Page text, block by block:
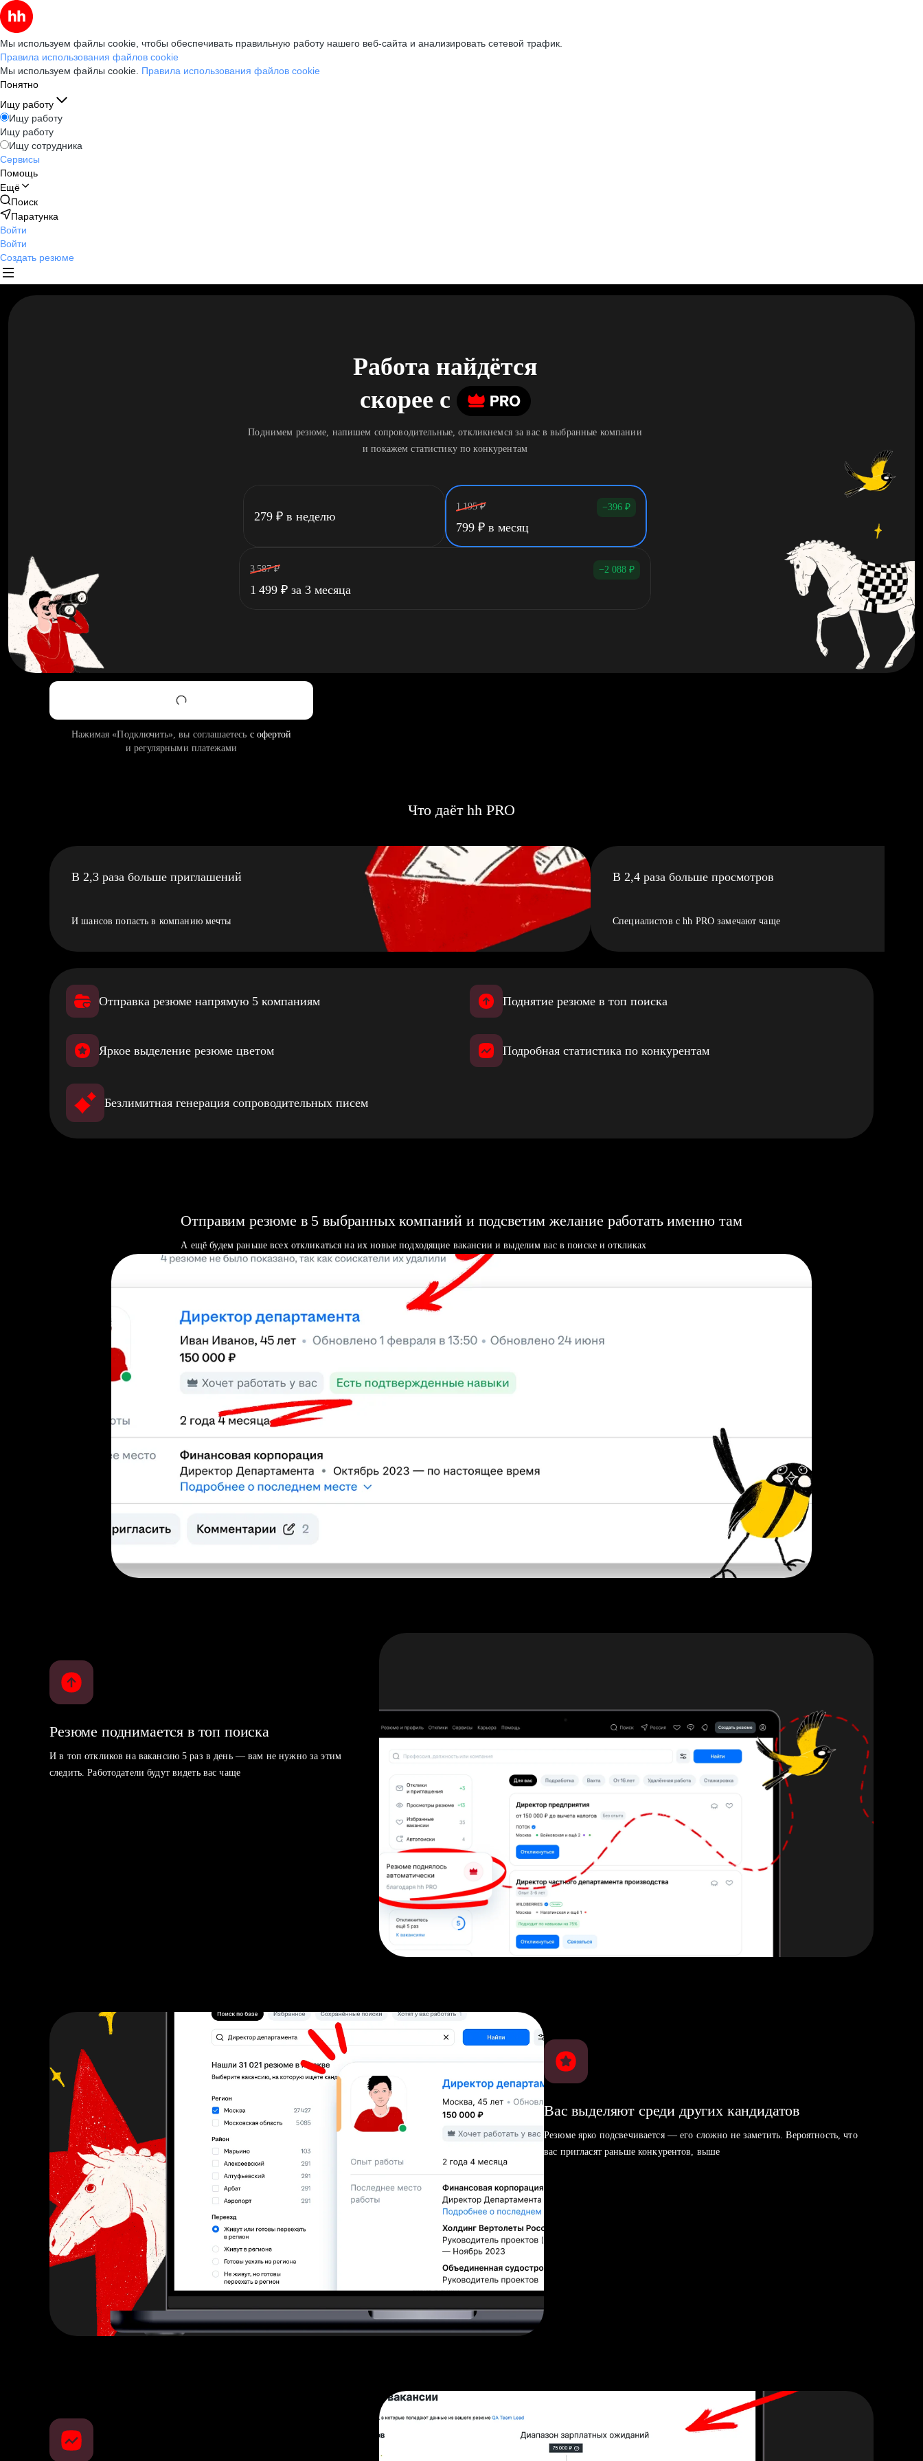
Мы используем файлы cookie, чтобы обеспечивать правильную работу нашего веб-сайта и анализировать сетевой трафик.
Правила использования файлов cookie
Мы используем файлы cookie. Правила использования файлов cookie
Понятно
Ищу работу
Ищу работу
Ищу работу
Ищу сотрудника
Сервисы
Помощь
Ещё
Поиск
Паратунка
Войти
Войти
Создать резюме
Работа найдётся
скорее c
Поднимем резюме, напишем сопроводительные, откликнемся за вас в выбранные компании
и покажем статистику по конкурентам
279 ₽ в неделю
1 195 ₽ −396 ₽
799 ₽ в месяц
3 587 ₽ −2 088 ₽
1 499 ₽ за 3 месяца
Нажимая «Подключить», вы соглашаетесь с офертой
и регулярными платежами
Что даёт hh PRO
В 2,3 раза больше приглашений
И шансов попасть в компанию мечты
В 2,4 раза больше просмотров
Специалистов с hh PRO замечают чаще
Отправка резюме напрямую 5 компаниям Поднятие резюме в топ поиска
Яркое выделение резюме цветом Подробная статистика по конкурентам
Безлимитная генерация сопроводительных писем
Отправим резюме в 5 выбранных компаний и подсветим желание работать именно там
А ещё будем раньше всех откликаться на их новые подходящие вакансии и выделим вас в поиске и откликах
Резюме поднимается в топ поиска
И в топ откликов на вакансию 5 раз в день — вам не нужно за этим
следить. Работодатели будут видеть вас чаще
Вас выделяют среди других кандидатов
Резюме ярко подсвечивается — его сложно не заметить. Вероятность, что
вас пригласят раньше конкурентов, выше